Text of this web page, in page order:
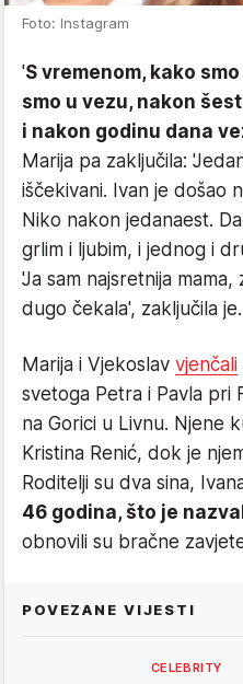
Foto: Instagram
'S vremenom, kako
smo u vezu, nakon
i nakon godinu dana
Marija pa zaključila:
iščekivani. Ivan je došao
Niko nakon jedanaest.
grlim i ljubim, i jednog i
'Ja sam najsretnija
dugo čekala', zaključila je.
Marija i Vjekoslav vjenčali
svetoga Petra i Pavla pri
na Gorici u Livnu. Njene
Kristina Renić, dok je
Roditelji su dva sina,
46 godina, što je
obnovili su bračne
POVEZANE VIJESTI
CELEBRITY